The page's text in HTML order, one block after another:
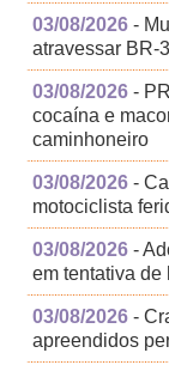
03/08/2026 -
atravessar BR-
03/08/2026 -
cocaína e
caminhoneiro
03/08/2026 -
motociclista
03/08/2026 -
em tentativa
03/08/2026 -
apreendidos